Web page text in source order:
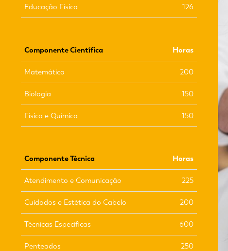
Educação Física 126
Componente Científica Horas
Matemática 200
Biologia 150
Física e Química 150
Componente Técnica Horas
Atendimento e Comunicação 225
Cuidados e Estética do Cabelo 200
Técnicas Específicas 600
Penteados 250